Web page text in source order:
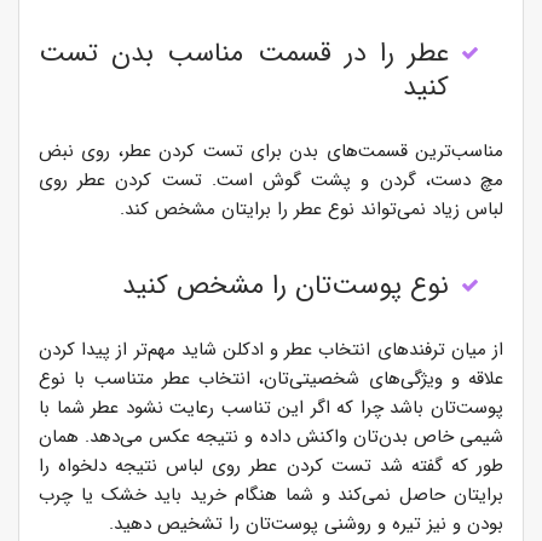
عطر را در قسمت مناسب بدن تست
کنید
مناسب‌ترین قسمت‌های بدن برای تست کردن عطر، روی نبض
مچ دست، گردن و پشت گوش است. تست کردن عطر روی
لباس زیاد نمی‌تواند نوع عطر را برایتان مشخص کند.
نوع پوست‌تان را مشخص کنید
از میان ترفندهای انتخاب عطر و ادکلن شاید مهم‌تر از پیدا کردن
علاقه و ویژگی‌های شخصیتی‌تان، انتخاب عطر متناسب با نوع
پوست‌تان باشد چرا که اگر این تناسب رعایت نشود عطر شما با
شیمی خاص بدن‌تان واکنش داده و نتیجه عکس می‌دهد. همان
طور که گفته شد تست کردن عطر روی لباس نتیجه دلخواه را
برایتان حاصل نمی‌کند و شما هنگام خرید باید خشک یا چرب
بودن و نیز تیره و روشنی پوست‌تان را تشخیص دهید.